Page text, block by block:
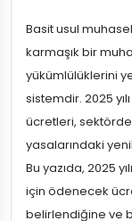
Basit usul
karmaşık bir
yükümlülüklerini
sistemdir. 2025
ücretleri,
yasalarındaki
Bu yazıda, 2025
için ödenecek
belirlendiğine ve